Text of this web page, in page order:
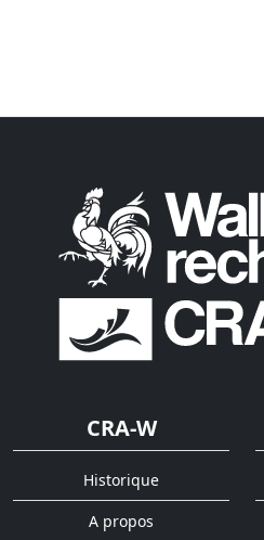
CRA-W
Historique
A propos